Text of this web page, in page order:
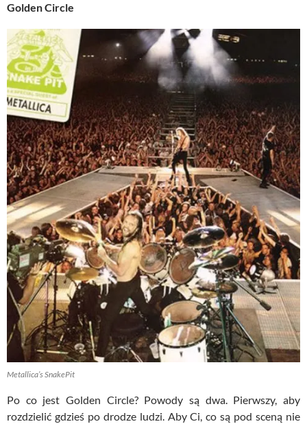
Golden Circle
Metallica’s SnakePit
Po co jest Golden Circle? Powody są dwa. Pierwszy, aby
rozdzielić gdzieś po drodze ludzi. Aby Ci, co są pod sceną nie